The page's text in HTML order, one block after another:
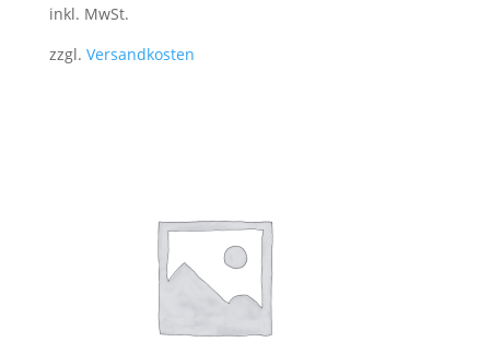
inkl. MwSt.
zzgl. Versandkosten